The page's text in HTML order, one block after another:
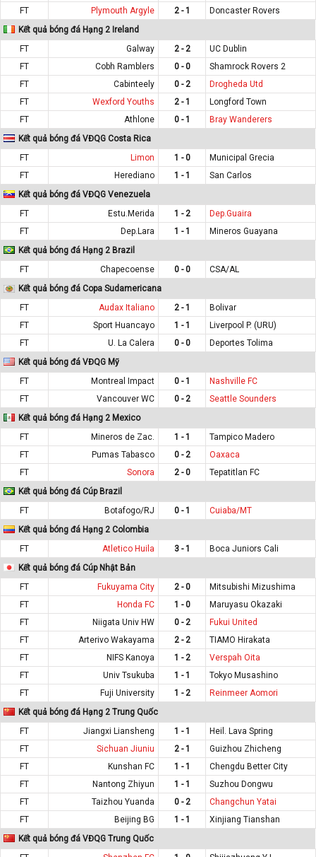
FT
Plymouth Argyle 2 - 1
Doncaster Rovers
Kết quả bóng đá Hạng 2 Ireland
FT
Galway 2 - 2
UC Dublin
FT
Cobh Ramblers 0 - 0
Shamrock Rovers 2
FT
Cabinteely 0 - 2
Drogheda Utd
FT
Wexford Youths 2 - 1
Longford Town
FT
Athlone 0 - 1
Bray Wanderers
Kết quả bóng đá VĐQG Costa Rica
FT
Limon 1 - 0
Municipal Grecia
FT
Herediano 1 - 1
San Carlos
Kết quả bóng đá VĐQG Venezuela
FT
Estu.Merida 1 - 2
Dep.Guaira
FT
Dep.Lara 1 - 1
Mineros Guayana
Kết quả bóng đá Hạng 2 Brazil
FT
Chapecoense 0 - 0
CSA/AL
Kết quả bóng đá Copa Sudamericana
FT
Audax Italiano 2 - 1
Bolivar
FT
Sport Huancayo 1 - 1
Liverpool P. (URU)
FT
U. La Calera 0 - 0
Deportes Tolima
Kết quả bóng đá VĐQG Mỹ
FT
Montreal Impact 0 - 1
Nashville FC
FT
Vancouver WC 0 - 2
Seattle Sounders
Kết quả bóng đá Hạng 2 Mexico
FT
Mineros de Zac. 1 - 1
Tampico Madero
FT
Pumas Tabasco 0 - 2
Oaxaca
FT
Sonora 2 - 0
Tepatitlan FC
Kết quả bóng đá Cúp Brazil
FT
Botafogo/RJ 0 - 1
Cuiaba/MT
Kết quả bóng đá Hạng 2 Colombia
FT
Atletico Huila 3 - 1
Boca Juniors Cali
Kết quả bóng đá Cúp Nhật Bản
FT
Fukuyama City 2 - 0
Mitsubishi Mizushima
FT
Honda FC 1 - 0
Maruyasu Okazaki
FT
Niigata Univ HW 0 - 2
Fukui United
FT
Arterivo Wakayama 2 - 2
TIAMO Hirakata
FT
NIFS Kanoya 1 - 2
Verspah Oita
FT
Univ Tsukuba 1 - 1
Tokyo Musashino
FT
Fuji University 1 - 2
Reinmeer Aomori
Kết quả bóng đá Hạng 2 Trung Quốc
FT
Jiangxi Liansheng 1 - 1
Heil. Lava Spring
FT
Sichuan Jiuniu 2 - 1
Guizhou Zhicheng
FT
Kunshan FC 1 - 1
Chengdu Better City
FT
Nantong Zhiyun 1 - 1
Suzhou Dongwu
FT
Taizhou Yuanda 0 - 2
Changchun Yatai
FT
Beijing BG 1 - 1
Xinjiang Tianshan
Kết quả bóng đá VĐQG Trung Quốc